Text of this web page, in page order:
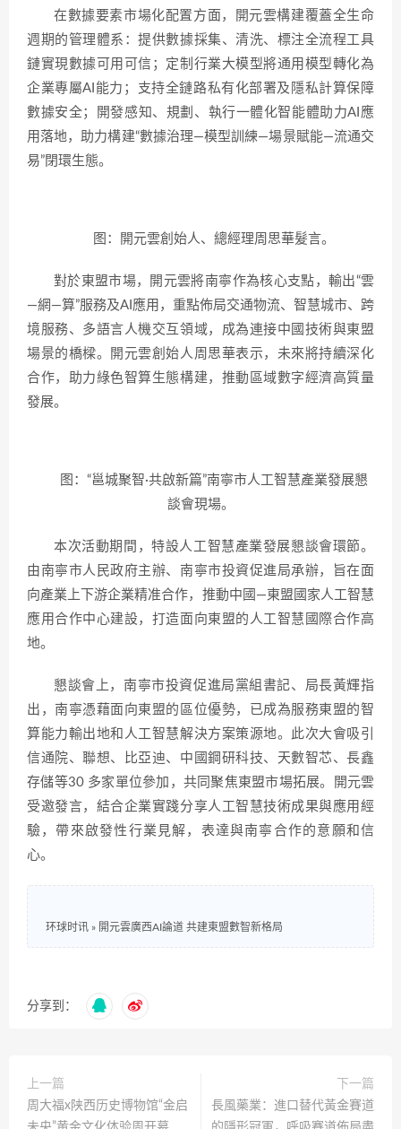
在數據要素市場化配置方面，開元雲構建覆蓋全生命
週期的管理體系：提供數據採集、清洗、標注全流程工具
鏈實現數據可用可信；定制行業大模型將通用模型轉化為
企業專屬AI能力；支持全鏈路私有化部署及隱私計算保障
數據安全；開發感知、規劃、執行一體化智能體助力AI應
用落地，助力構建“數據治理—模型訓練—場景賦能—流通交
易”閉環生態。
图：開元雲創始人、總經理周思華髮言。
對於東盟市場，開元雲將南寧作為核心支點，輸出“雲
—網—算”服務及AI應用，重點佈局交通物流、智慧城市、跨
境服務、多語言人機交互領域，成為連接中國技術與東盟
場景的橋樑。開元雲創始人周思華表示，未來將持續深化
合作，助力綠色智算生態構建，推動區域數字經濟高質量
發展。
图：“邕城聚智·共啟新篇”南寧市人工智慧產業發展懇
談會現場。
本次活動期間，特設人工智慧產業發展懇談會環節。
由南寧市人民政府主辦、南寧市投資促進局承辦，旨在面
向產業上下游企業精准合作，推動中國—東盟國家人工智慧
應用合作中心建設，打造面向東盟的人工智慧國際合作高
地。
懇談會上，南寧市投資促進局黨組書記、局長黃輝指
出，南寧憑藉面向東盟的區位優勢，已成為服務東盟的智
算能力輸出地和人工智慧解決方案策源地。此次大會吸引
信通院、聯想、比亞迪、中國鋼研科技、天數智芯、長鑫
存儲等30 多家單位參加，共同聚焦東盟市場拓展。開元雲
受邀發言，結合企業實踐分享人工智慧技術成果與應用經
驗，帶來啟發性行業見解，表達與南寧合作的意願和信
心。
环球时讯 » 開元雲廣西AI論道 共建東盟數智新格局
分享到：
上一篇
周大福x陕西历史博物馆“金启
下一篇
長風藥業：進口替代黃金賽道